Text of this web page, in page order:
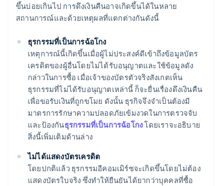
ขึ้นบ่อยเกินไป การดึงเงินคืนอาจเกิดขึ้นได้ในหลาย
สถานการณ์และด้วยเหตุผลที่แตกต่างกันดังนี้
ธุรกรรมที่เป็นการฉ้อโกง
เหตุการณ์นี้เกิดขึ้นเมื่อผู้ไม่ประสงค์ดีเข้าถึงข้อมูลบัตร
เครดิตของผู้อื่นโดยไม่ได้รับอนุญาตและใช้ข้อมูลดัง
กล่าวในการซื้อ เมื่อเจ้าของบัตรตัวจริงสังเกตเห็น
ธุรกรรมที่ไม่ได้รับอนุญาตเหล่านี้ ก็จะยื่นเรื่องดึงเงินคืน
เพื่อขอรับเงินที่ถูกขโมย ดังนั้น ธุรกิจจึงจําเป็นต้องมี
มาตรการรักษาความปลอดภัยเข้มงวดในการตรวจจับ
และป้องกันธุรกรรมที่เป็นการฉ้อโกงโดยเราจะอธิบาย
สิ่งนี้เพิ่มเติมด้านล่าง
ไม่ได้แสดงบัตรเครดิต
โดยปกติแล้ว ธุรกรรมอีคอมเมิร์ซจะเกิดขึ้นโดยไม่ต้อง
แสดงบัตรใบจริง ซึ่งทําให้ยืนยันได้ยากว่าบุคคลที่ซื้อ